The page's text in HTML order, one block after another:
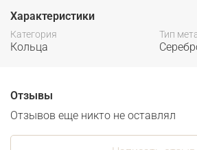
Характеристики
Категория
Кольца
Тип
Отзывы
Отзывов еще никто не оставлял